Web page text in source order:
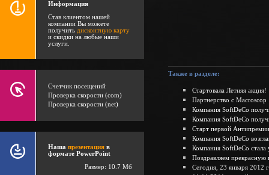
Информация
Став клиентом нашей
компании Вы можете
получить дисконтную карту
и скидки на любые наши
услуги.
Счетчик посещений
Проверка скорости (com)
Проверка скорости (net)
Наша презентация в
формате PowerPoint
Размер: 10.7 Мб
Также в разделе:
Стартовала Летняя акция!
Партнерство с Macroscop
Компания SoftDeCo
Компания SoftDeCo
Старт первой
Компания SoftDeCo
Компания SoftDeCo
Поздравляем
Сегодня, 23 января 2012